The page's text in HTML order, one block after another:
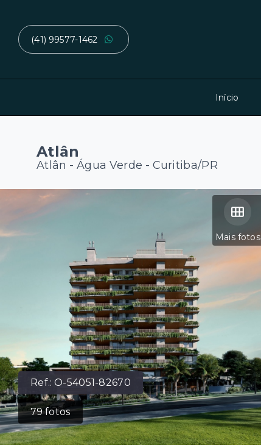
(41) 99577-1462
Início
Atlân
Atlân - Água Verde - Curitiba/PR
Ref.:O-54051-82670
79fotos
Mais fotos